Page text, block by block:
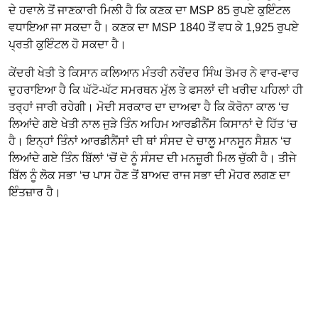
ਦੇ ਹਵਾਲੇ ਤੋਂ ਜਾਣਕਾਰੀ ਮਿਲੀ ਹੈ ਕਿ ਕਣਕ ਦਾ MSP 85 ਰੁਪਏ ਕੁਇੰਟਲ
ਵਧਾਇਆ ਜਾ ਸਕਦਾ ਹੈ। ਕਣਕ ਦਾ MSP 1840 ਤੋਂ ਵਧ ਕੇ 1,925 ਰੁਪਏ
ਪ੍ਰਤੀ ਕੁਇੰਟਲ ਹੋ ਸਕਦਾ ਹੈ।
ਕੇਂਦਰੀ ਖੇਤੀ ਤੇ ਕਿਸਾਨ ਕਲਿਆਨ ਮੰਤਰੀ ਨਰੇਂਦਰ ਸਿੰਘ ਤੋਮਰ ਨੇ ਵਾਰ-ਵਾਰ
ਦੁਹਰਾਇਆ ਹੈ ਕਿ ਘੱਟੋ-ਘੱਟ ਸਮਰਥਨ ਮੁੱਲ ਤੇ ਫਸਲਾਂ ਦੀ ਖਰੀਦ ਪਹਿਲਾਂ ਹੀ
ਤਰ੍ਹਾਂ ਜਾਰੀ ਰਹੇਗੀ। ਮੋਦੀ ਸਰਕਾਰ ਦਾ ਦਾਅਵਾ ਹੈ ਕਿ ਕੋਰੋਨਾ ਕਾਲ ‘ਚ
ਲਿਆਂਦੇ ਗਏ ਖੇਤੀ ਨਾਲ ਜੁੜੇ ਤਿੰਨ ਅਹਿਮ ਆਰਡੀਨੈਂਸ ਕਿਸਾਨਾਂ ਦੇ ਹਿੱਤ ‘ਚ
ਹੈ। ਇਨ੍ਹਾਂ ਤਿੰਨਾਂ ਆਰਡੀਨੈਂਸਾਂ ਦੀ ਥਾਂ ਸੰਸਦ ਦੇ ਚਾਲੂ ਮਾਨਸੂਨ ਸੈਸ਼ਨ ‘ਚ
ਲਿਆਂਦੇ ਗਏ ਤਿੰਨ ਬਿੱਲਾਂ ‘ਚੋਂ ਦੋ ਨੂੰ ਸੰਸਦ ਦੀ ਮਨਜ਼ੂਰੀ ਮਿਲ ਚੁੱਕੀ ਹੈ। ਤੀਜੇ
ਬਿੱਲ ਨੂੰ ਲੋਕ ਸਭਾ ‘ਚ ਪਾਸ ਹੋਣ ਤੋਂ ਬਾਅਦ ਰਾਜ ਸਭਾ ਦੀ ਮੋਹਰ ਲਗਣ ਦਾ
ਇੰਤਜ਼ਾਰ ਹੈ।